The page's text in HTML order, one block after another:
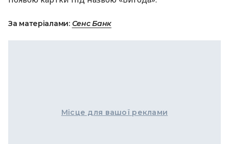
За матеріалами: Сенс Банк
Місце для вашої реклами